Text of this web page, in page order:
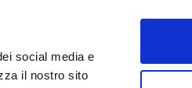
social media e
il nostro sito
Seguici su